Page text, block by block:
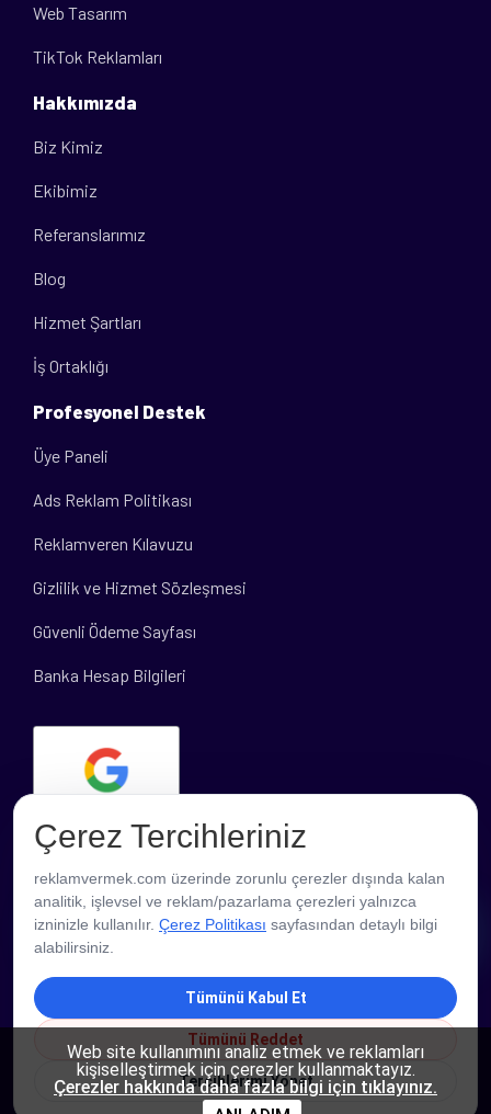
Web Tasarım
TikTok Reklamları
Hakkımızda
Biz Kimiz
Ekibimiz
Referanslarımız
Blog
Hizmet Şartları
İş Ortaklığı
Profesyonel Destek
Üye Paneli
Ads Reklam Politikası
Reklamveren Kılavuzu
Gizlilik ve Hizmet Sözleşmesi
Güvenli Ödeme Sayfası
Banka Hesap Bilgileri
PROFESYONEL DESTEK
Copyright © 2026 ReklamVermek - Tüm Hakları Saklıdır.
Çerez Tercihleriniz
reklamvermek.com üzerinde zorunlu çerezler dışında kalan
analitik, işlevsel ve reklam/pazarlama çerezleri yalnızca
izninizle kullanılır. Çerez Politikası sayfasından detaylı bilgi
alabilirsiniz.
Tümünü Kabul Et
Tümünü Reddet
Tercihlerimi Yönet
Web site kullanımını analiz etmek ve reklamları
kişiselleştirmek için çerezler kullanmaktayız.
Çerezler hakkında daha fazla bilgi için tıklayınız.